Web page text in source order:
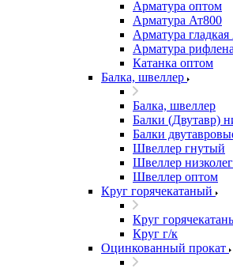
Арматура оптом
Арматура Ат800
Арматура гладкая
Арматура
Катанка оптом
Балка, швеллер
Балка, швеллер
Балки (Двутавр)
Балки
Швеллер гнутый
Швеллер
Швеллер оптом
Круг горячекатаный
Круг
Круг г/к
Оцинкованный прокат